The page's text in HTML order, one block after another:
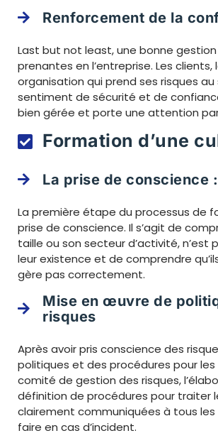
Renforcement de la
Last but not least, une bonne
prenantes en l’entreprise. Les
organisation qui prend ses risques
sentiment de sécurité et de
bien gérée et porte une attention
Formation d’une
La prise de conscience
La première étape du processus de
prise de conscience. Il s’agit de
taille ou son secteur d’activité, n’est
leur existence et de comprendre
gère pas correctement.
Mise en œuvre de
risques
Après avoir pris conscience des
politiques et des procédures pour
comité de gestion des risques,
définition de procédures pour traiter
clairement communiquées à tous les
faire en cas d’incident.